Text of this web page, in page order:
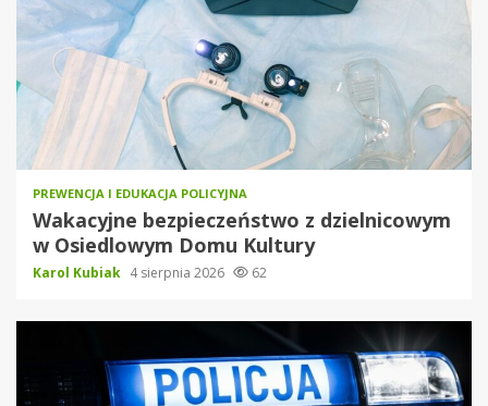
PREWENCJA I EDUKACJA POLICYJNA
Wakacyjne bezpieczeństwo z dzielnicowym
w Osiedlowym Domu Kultury
Karol Kubiak 4 sierpnia 2026 62